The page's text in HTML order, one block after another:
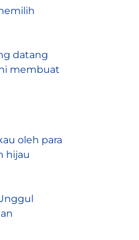
datang
membuat
oleh para
hijau